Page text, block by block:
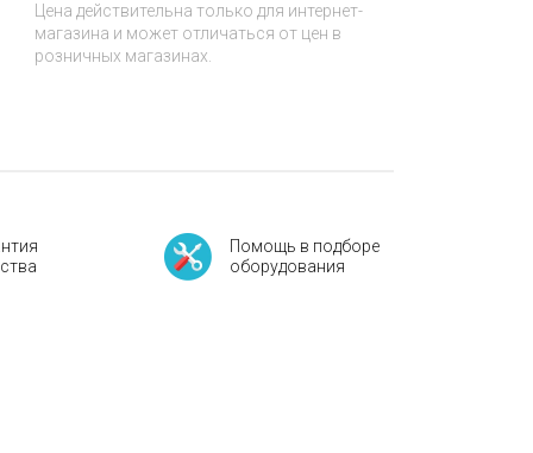
Цена действительна только для интернет-
магазина и может отличаться от цен в
розничных магазинах.
Помощь в подборе
оборудования